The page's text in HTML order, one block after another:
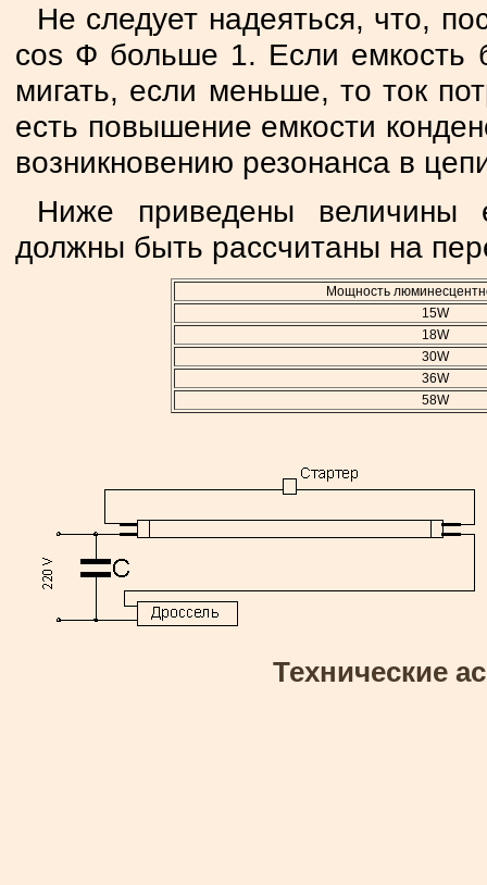
Не следует надеяться, что,
cos Ф больше 1. Если емкость
мигать, если меньше, то ток
есть повышение емкости
возникновению резонанса в
Ниже приведены величины
должны быть рассчитаны на
Мощность
15W
18W
30W
36W
58W
Технические